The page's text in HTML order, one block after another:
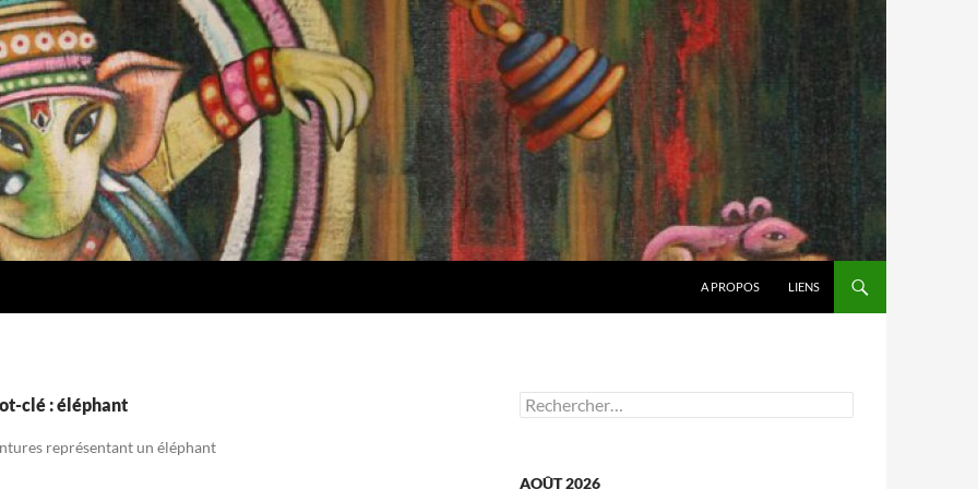
A PROPOS LIENS
clé : éléphant
représentant un éléphant
Rechercher :
AOÛT 2026